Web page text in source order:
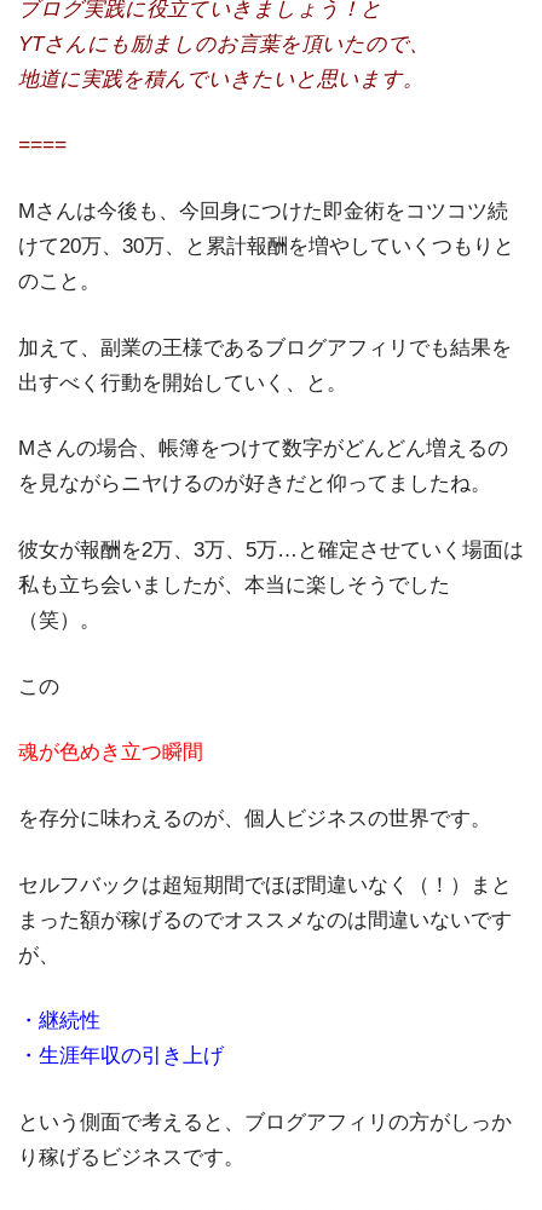
ブログ実践に役立ていきましょう！と
YTさんにも励ましのお言葉を頂いたので、
地道に実践を積んでいきたいと思います。
====
Mさんは今後も、今回身につけた即金術をコツコツ続
けて20万、30万、と累計報酬を増やしていくつもりと
のこと。
加えて、副業の王様であるブログアフィリでも結果を
出すべく行動を開始していく、と。
Mさんの場合、帳簿をつけて数字がどんどん増えるの
を見ながらニヤけるのが好きだと仰ってましたね。
彼女が報酬を2万、3万、5万…と確定させていく場面は
私も立ち会いましたが、本当に楽しそうでした
（笑）。
この
魂が色めき立つ瞬間
を存分に味わえるのが、個人ビジネスの世界です。
セルフバックは超短期間でほぼ間違いなく（！）まと
まった額が稼げるのでオススメなのは間違いないです
が、
・継続性
・生涯年収の引き上げ
という側面で考えると、ブログアフィリの方がしっか
り稼げるビジネスです。